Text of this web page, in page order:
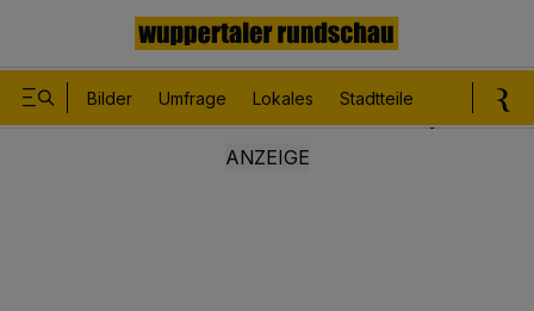
Bilder Umfrage Lokales Stadtteile